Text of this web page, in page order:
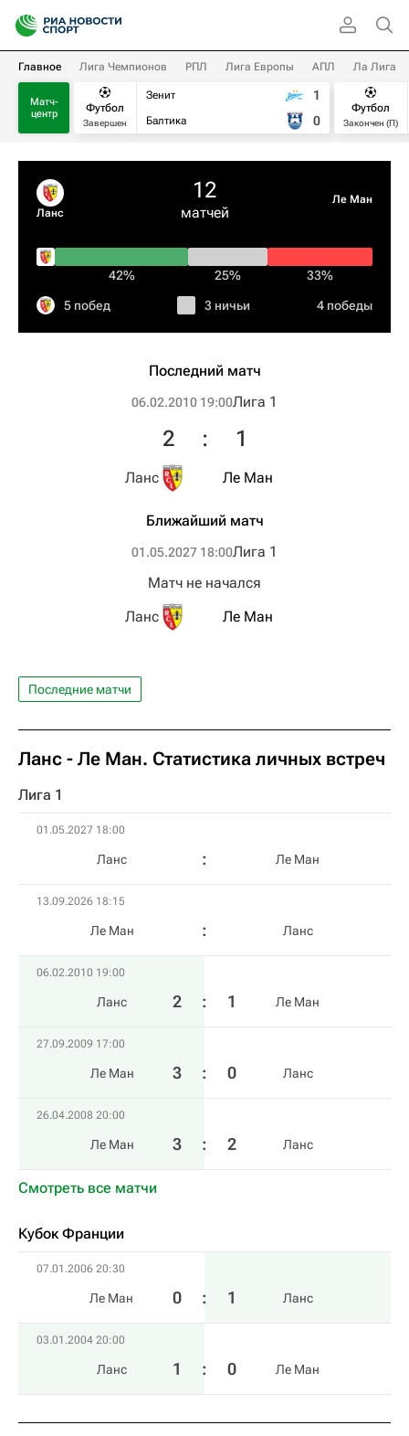
Главное Лига Чемпионов РПЛ Лига Европы АПЛ Ла Лига
Матч-
центр
Футбол
Завершен
Зенит
Балтика
1
0
Футбол
Закончен (П)
Ланс
12
матчей
Ле Ман
42% 25% 33%
5 побед 3 ничьи 4 победы
Последний матч
06.02.2010 19:00Лига 1
Ланс
2 : 1
Ле Ман
Ближайший матч
01.05.2027 18:00Лига 1
Ланс
Матч не начался
Ле Ман
Последние матчи
Ланс - Ле Ман. Статистика личных встреч
Лига 1
01.05.2027 18:00
Ланс Ле Ман
13.09.2026 18:15
Ле Ман Ланс
06.02.2010 19:00
Ланс 2 : 1 Ле Ман
27.09.2009 17:00
Ле Ман 3 : 0 Ланс
26.04.2008 20:00
Ле Ман 3 : 2 Ланс
Смотреть все матчи
Кубок Франции
07.01.2006 20:30
Ле Ман 0 : 1 Ланс
03.01.2004 20:00
Ланс 1 : 0 Ле Ман